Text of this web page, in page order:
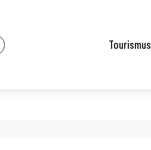
Tourismus